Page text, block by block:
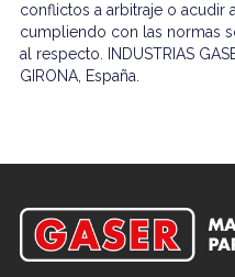
conflictos a arbitraje o acudir
cumpliendo con las normas
al respecto. INDUSTRIAS
GIRONA, España.